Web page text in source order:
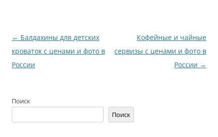
Навигация
по
записям
← Балдахины для детских
кроваток с ценами и фото в
России
Кофейные и чайные
сервизы с ценами и фото в
России →
Поиск
Поиск